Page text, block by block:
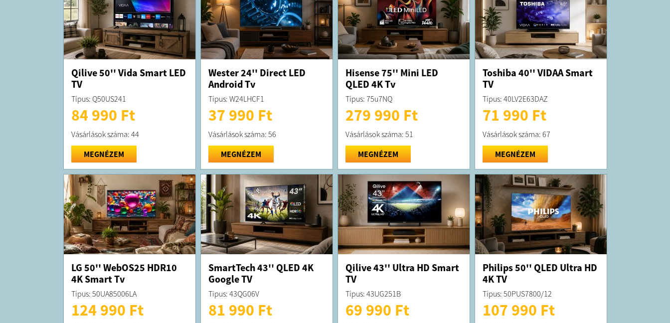
FELTÉTELEK:
A megrendelt termék átlagosan 5 munkanapon belül
kiszállításra kerül!
A terméket forgalmazza a (BMKSZ Kft.)
Amennyiben a számlát cégre igényelné, kérjük ezt a
lehetnek de minden esetben a gyár által több ponton
bevizsgált átfogó műszaki ellenőrzésen esnek át.
kiküldésre, de ettől függetlenül minden készülékre 1 év
teljeskörű garancia és támogatás jár.
Qilive 50'' Vida Smart LED
TV
Típus: Q50US241
84 990 Ft
Vásárlások száma: 44
MEGNÉZEM
Wester 24'' Direct LED
Android Tv
Típus: W24LHCF1
37 990 Ft
Vásárlások száma: 56
MEGNÉZEM
Hisense 75'' Mini LED
QLED 4K Tv
Típus: 75u7NQ
279 990 Ft
Vásárlások száma: 51
MEGNÉZEM
Toshiba 40'' VIDAA Smart
TV
Típus: 40LV2E63DAZ
71 990 Ft
Vásárlások száma: 67
MEGNÉZEM
LG 50'' WebOS25 HDR10
4K Smart Tv
Típus: 50UA85006LA
124 990 Ft
SmartTech 43'' QLED 4K
Google TV
Tipus: 43QG06V
81 990 Ft
Qilive 43'' Ultra HD Smart
TV
Típus: 43UG251B
69 990 Ft
Philips 50'' QLED Ultra HD
4K TV
Típus: 50PUS7800/12
107 990 Ft